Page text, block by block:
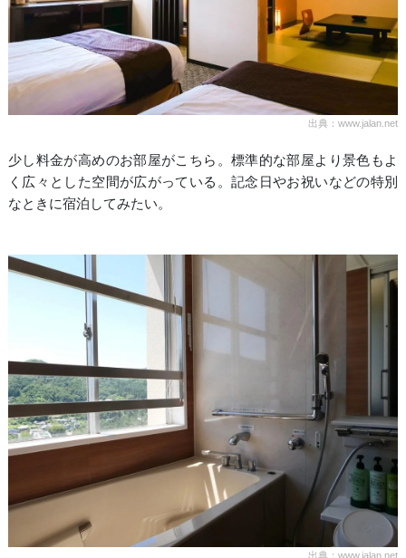
出典：www.jalan.net
少し料金が高めのお部屋がこちら。標準的な部屋より景色もよ
く広々とした空間が広がっている。記念日やお祝いなどの特別
なときに宿泊してみたい。
出典：www.jalan.net